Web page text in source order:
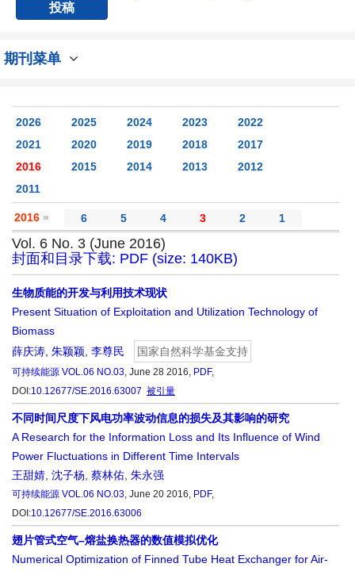
投稿
期刊菜单
2026 2025 2024 2023
2022
2021
2020 2019 2018
2017
2016
2015 2014 2013
2012
2011
2016 » 6 5 4 3 2 1
Vol. 6 No. 3 (June 2016)
封面和目录下载: PDF (size: 140KB)
生物质能的开发与利用技术现状
Present Situation of Exploitation and Utilization Technology of
Biomass
薛庆涛, 朱颖颖, 李尊民 国家自然科学基金支持
可持续能源 VOL.06 NO.03, June 28 2016, PDF,
DOI:10.12677/SE.2016.63007 被引量
不同时间尺度下风电功率波动信息的损失及其影响的研究
A Research for the Information Loss and Its Influence of Wind
Power Fluctuations in Different Time Intervals
王甜婧, 沈子杨, 蔡林佑, 朱永强
可持续能源 VOL.06 NO.03, June 20 2016, PDF,
DOI:10.12677/SE.2016.63006
翅片管式空气–熔盐换热器的数值模拟优化
Numerical Optimization of Finned Tube Heat Exchanger for Air-